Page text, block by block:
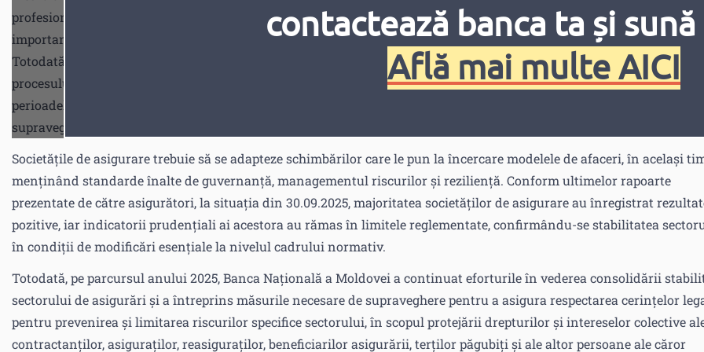
contactează banca ta și
Află mai multe AICI
profesioniști pe piața asigurărilor. Acestea sunt revizuite anual și se bazează pe o analiză aprofundată a celor mai
importante riscuri cu care se confruntă sectorul asigurărilor în ansamblu, precum și asigurătorii la nivel individual.
Totodată, la stabilirea priorităților supravegherii activității de asigurare sau de reasigurare se ține cont și de
procesului privind evaluarea riscurilor asigurătorilor și de progresele obținute în realizarea priorităților stabilite în
perioadele anterioare. Aceste priorități asigură o alocare eficientă a resurselor disponibile pentru procesul de
supraveghere a sectorului de asigurări și, la necesitate, pot fi ajustate, luând în considerare evoluțiile înregistrate.
Societățile de asigurare trebuie să se adapteze schimbărilor care le pun la încercare modelele de afaceri, în același
menținând standarde înalte de guvernanță, managementul riscurilor și reziliență. Conform ultimelor rapoarte
prezentate de către asigurători, la situația din 30.09.2025, majoritatea societăților de asigurare au înregistrat
pozitive, iar indicatorii prudențiali ai acestora au rămas în limitele reglementate, confirmându-se stabilitatea
în condiții de modificări esențiale la nivelul cadrului normativ.
Totodată, pe parcursul anului 2025, Banca Națională a Moldovei a continuat eforturile în vederea consolidării
sectorului de asigurări și a întreprins măsurile necesare de supraveghere pentru a asigura respectarea cerințelor
pentru prevenirea și limitarea riscurilor specifice sectorului, în scopul protejării drepturilor și intereselor colective
contractanților, asiguraților, reasiguraților, beneficiarilor asigurării, terților păgubiți și ale altor persoane ale căror